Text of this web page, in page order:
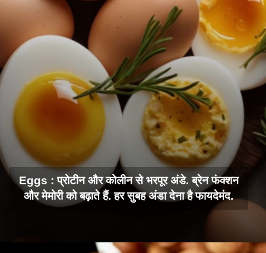
Eggs : प्रोटीन और कोलीन से भरपूर अंडे. ब्रेन फंक्शन
और मेमोरी को बढ़ाते हैं. हर सुबह अंडा देना है फायदेमंद.